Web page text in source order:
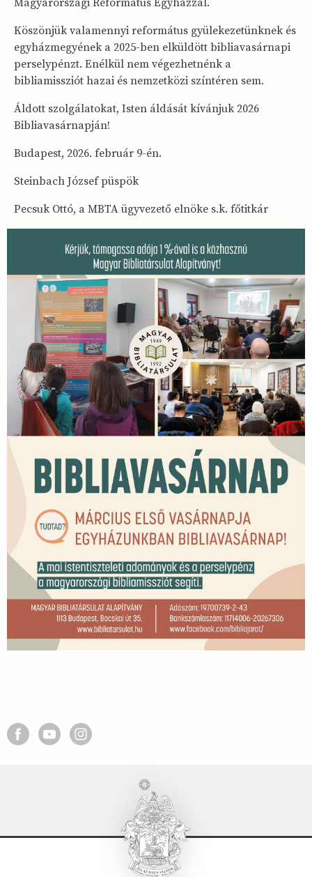
Magyarországi Református Egyházzal.
Köszönjük valamennyi református gyülekezetünknek és
egyházmegyének a 2025-ben elküldött bibliavasárnapi
perselypénzt. Enélkül nem végezhetnénk a
bibliamissziót hazai és nemzetközi színtéren sem.
Áldott szolgálatokat, Isten áldását kívánjuk 2026
Bibliavasárnapján!
Budapest, 2026. február 9-én.
Steinbach József püspök
Pecsuk Ottó, a MBTA ügyvezető elnöke s.k. főtitkár